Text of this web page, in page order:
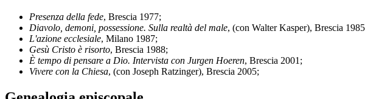
Presenza della fede, Brescia 1977;
Diavolo, demoni, possessione. Sulla realtà del male, (con Walter Kasper), Brescia
L'azione ecclesiale, Milano 1987;
Gesù Cristo è risorto, Brescia 1988;
È tempo di pensare a Dio. Intervista con Jurgen Hoeren, Brescia 2001;
Vivere con la Chiesa, (con Joseph Ratzinger), Brescia 2005;